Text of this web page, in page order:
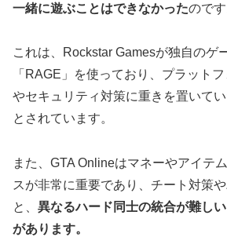
一緒に遊ぶことはできなかったのです
これは、Rockstar Gamesが独自のゲ
「RAGE」を使っており、プラット
やセキュリティ対策に重きを置いて
とされています。
また、GTA Onlineはマネーやアイテ
スが非常に重要であり、チート対策
と、 異なるハード同士の統合が難し
があります。